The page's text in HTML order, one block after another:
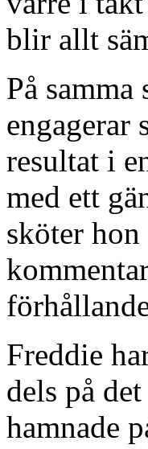
blir allt
På
engagerar
resultat i
med ett
sköter
Freddie
dels på
hamnade